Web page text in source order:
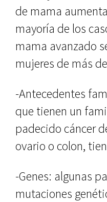
de mama
mayoría de los
mama avanzado
mujeres de más
-Antecedentes
que tienen un
padecido cáncer
ovario o colon,
-Genes: algunas
mutaciones